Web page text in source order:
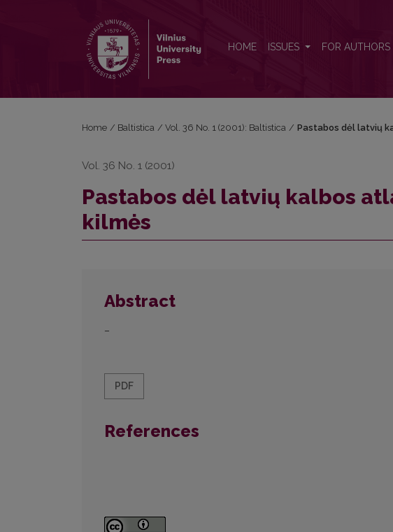
HOME ISSUES FOR AUTHORS
Home / Baltistica / Vol. 36 No. 1 (2001): Baltistica / Pastabos dėl latvių
Vol. 36 No. 1 (2001)
Pastabos dėl latvių kalbos
kilmės
Abstract
–
PDF
References